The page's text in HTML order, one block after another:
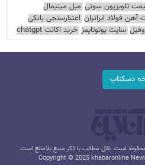
تلویزیون سونی مبل مینیمال
آهن فولاد ایرانیان اعتبارسنجی بانکی
سایت یوتوتایمز خرید اکانت chatgpt
دسکتاپ
است. نقل مطالب با ذکر منبع بلامانع است.
Copyright © 2025 khabaronline